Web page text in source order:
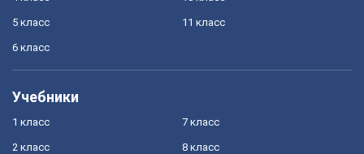
5 класс
6 класс
11 класс
Учебники
1 класс
2 класс
7 класс
8 класс